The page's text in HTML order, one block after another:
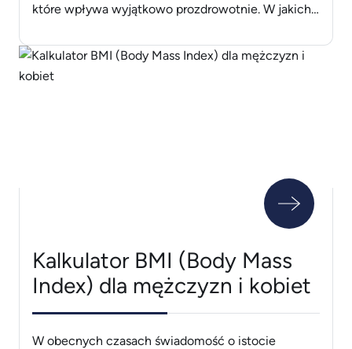
które wpływa wyjątkowo prozdrowotnie. W jakich
wskazane? Tak naprawdę wszytko uzależnione jest
od dolegliwości. Cenne substancje zawarte w
Kalkulator BMI (Body Mass
Index) dla mężczyzn i kobiet
W obecnych czasach świadomość o istocie